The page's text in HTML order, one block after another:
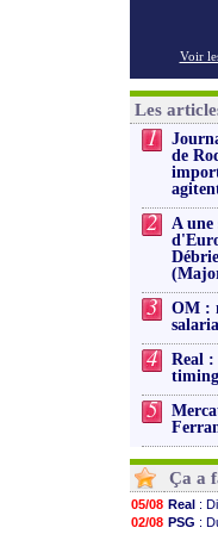
Voir
Les
1
de
2
A une
3
OM :
4
Real
5
Ça a
05/08 Real :
02/08 PSG :